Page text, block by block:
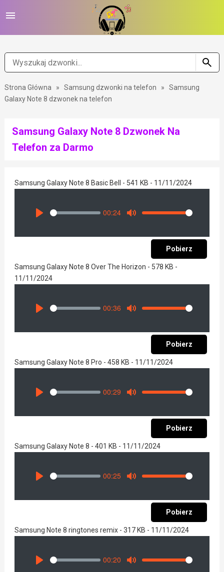
Strona Główna » Samsung dzwonki na telefon »
Samsung
Galaxy Note 8 dzwonek na telefon
Samsung Galaxy Note 8 Dzwonek Na
Telefon za Darmo
Samsung Galaxy Note 8 Basic Bell - 541 KB - 11/11/2024
Seek
00:24
Volume
Pobierz
Samsung Galaxy Note 8 Over The Horizon - 578 KB -
11/11/2024
Seek
00:36
Volume
Pobierz
Samsung Galaxy Note 8 Pro - 458 KB - 11/11/2024
Seek
00:29
Volume
Pobierz
Samsung Galaxy Note 8 - 401 KB - 11/11/2024
Seek
00:25
Volume
Pobierz
Samsung Note 8 ringtones remix - 317 KB - 11/11/2024
Seek
00:20
Volume